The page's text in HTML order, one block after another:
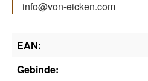
info@von-eicken.com
EAN:
Gebinde: